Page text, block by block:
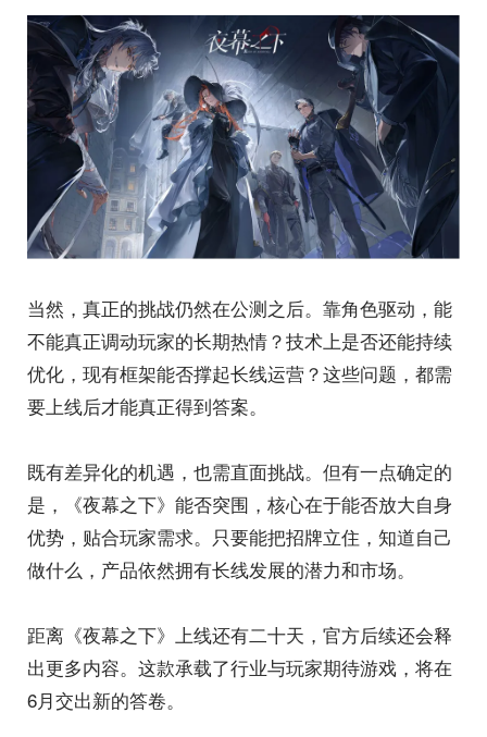
当然，真正的挑战仍然在公测之后。靠角色驱动，能
不能真正调动玩家的长期热情？技术上是否还能持续
优化，现有框架能否撑起长线运营？这些问题，都需
要上线后才能真正得到答案。
既有差异化的机遇，也需直面挑战。但有一点确定的
是，《夜幕之下》能否突围，核心在于能否放大自身
优势，贴合玩家需求。只要能把招牌立住，知道自己
做什么，产品依然拥有长线发展的潜力和市场。
距离《夜幕之下》上线还有二十天，官方后续还会释
出更多内容。这款承载了行业与玩家期待游戏，将在
6月交出新的答卷。